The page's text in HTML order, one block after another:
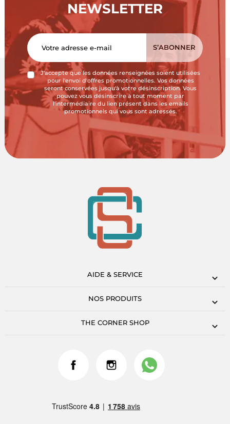
NEWSLETTER
J'accepte que les données renseignées soient utilisées
pour l'envoi d'offres promotionnelles. Vos données
seront conservées jusqu'à votre désinscription. Vous
pouvez vous désinscrire à tout moment par
l'intermédiaire du lien présent dans les emails
promotionnels qui vous sont adressés.
AIDE & SERVICE
NOS PRODUITS
THE CORNER SHOP